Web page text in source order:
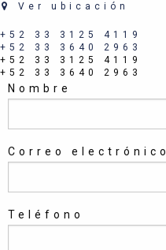
Ver ubicación
+52 33 3125 4119
+52 33 3640 2963
+52 33 3125 4119
+52 33 3640 2963
Nombre
Correo electrónico
Teléfono